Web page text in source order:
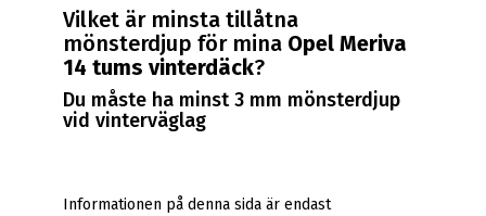
Vilket är minsta tillåtna
mönsterdjup för mina Opel Meriva
14 tums vinterdäck?
Du måste ha minst 3 mm mönsterdjup
vid vinterväglag
Informationen på denna sida är endast